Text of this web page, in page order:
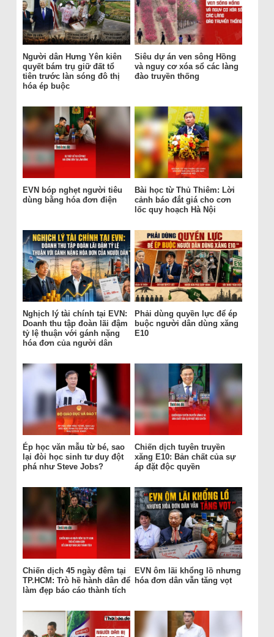
Người dân Hưng Yên kiên
quyết bám trụ giữ đất tổ
tiên trước làn sóng đô thị
hóa ép buộc
Siêu dự án ven sông Hồng
và nguy cơ xóa sổ các làng
đào truyền thống
EVN bóp nghẹt người tiêu
dùng bằng hóa đơn điện
Bài học từ Thủ Thiêm: Lời
cảnh báo đắt giá cho cơn
lốc quy hoạch Hà Nội
Nghịch lý tài chính tại EVN:
Doanh thu tập đoàn lãi đậm
tỷ lệ thuận với gánh nặng
hóa đơn của người dân
Phải dùng quyền lực để ép
buộc người dân dùng xăng
E10
Ép học văn mẫu từ bé, sao
lại đòi học sinh tư duy đột
phá như Steve Jobs?
Chiến dịch tuyên truyền
xăng E10: Bản chất của sự
áp đặt độc quyền
Chiến dịch 45 ngày đêm tại
TP.HCM: Trò hề hành dân để
làm đẹp báo cáo thành tích
EVN ôm lãi khổng lồ nhưng
hóa đơn dân vẫn tăng vọt